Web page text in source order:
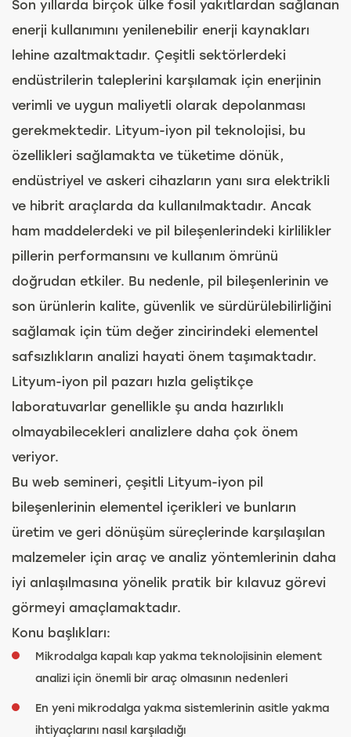
Son yıllarda birçok ülke fosil yakıtlardan sağlanan
enerji kullanımını yenilenebilir enerji kaynakları
lehine azaltmaktadır. Çeşitli sektörlerdeki
endüstrilerin taleplerini karşılamak için enerjinin
verimli ve uygun maliyetli olarak depolanması
gerekmektedir. Lityum-iyon pil teknolojisi, bu
özellikleri sağlamakta ve tüketime dönük,
endüstriyel ve askeri cihazların yanı sıra elektrikli
ve hibrit araçlarda da kullanılmaktadır. Ancak
ham maddelerdeki ve pil bileşenlerindeki kirlilikler
pillerin performansını ve kullanım ömrünü
doğrudan etkiler. Bu nedenle, pil bileşenlerinin ve
son ürünlerin kalite, güvenlik ve sürdürülebilirliğini
sağlamak için tüm değer zincirindeki elementel
safsızlıkların analizi hayati önem taşımaktadır.
Lityum-iyon pil pazarı hızla geliştikçe
laboratuvarlar genellikle şu anda hazırlıklı
olmayabilecekleri analizlere daha çok önem
veriyor.
Bu web semineri, çeşitli Lityum-iyon pil
bileşenlerinin elementel içerikleri ve bunların
üretim ve geri dönüşüm süreçlerinde karşılaşılan
malzemeler için araç ve analiz yöntemlerinin daha
iyi anlaşılmasına yönelik pratik bir kılavuz görevi
görmeyi amaçlamaktadır.
Konu başlıkları:
Mikrodalga kapalı kap yakma teknolojisinin element
analizi için önemli bir araç olmasının nedenleri
En yeni mikrodalga yakma sistemlerinin asitle yakma
ihtiyaçlarını nasıl karşıladığı